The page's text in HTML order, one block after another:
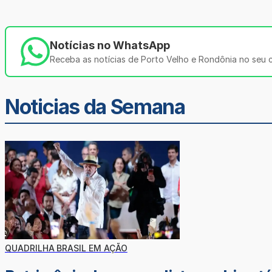
Notícias no WhatsApp
Receba as notícias de Porto Velho e Rondônia no seu
Noticias da Semana
QUADRILHA BRASIL EM AÇÃO